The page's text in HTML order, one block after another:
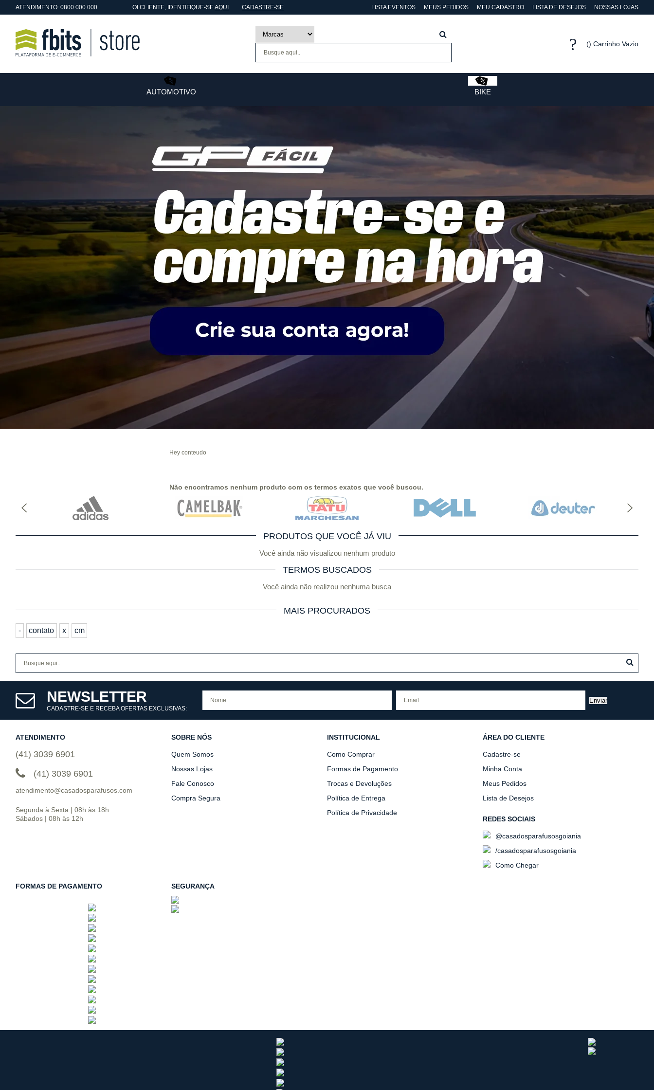
ATENDIMENTO: 0800 000 000 OICLIENTE, IDENTIFIQUE-SEAQUI CADASTRE-SE LISTA EVENTOS MEUS PEDIDOS MEU CADASTRO LISTA DE DESEJOS NOSSAS LOJAS
Carrinho Vazio
AUTOMOTIVO BIKE
Hey conteudo
Não encontramos nenhum produto com os termos exatos que você buscou.
PRODUTOS QUE VOCÊ JÁ VIU
Você ainda não visualizou nenhum produto
TERMOS BUSCADOS
Você ainda não realizou nenhuma busca
MAIS PROCURADOS
- contato x cm
NEWSLETTER
CADASTRE-SE E RECEBA OFERTAS EXCLUSIVAS:
Enviar
ATENDIMENTO
(41) 3039 6901
(41) 3039 6901
atendimento@casadosparafusos.com
Segunda à Sexta | 08h às 18h
Sábados | 08h às 12h
SOBRE NÓS
Quem Somos
Nossas Lojas
Fale Conosco
Compra Segura
INSTITUCIONAL
Como Comprar
Formas de Pagamento
Trocas e Devoluções
Política de Entrega
Política de Privacidade
ÁREA DO CLIENTE
Cadastre-se
Minha Conta
Meus Pedidos
Lista de Desejos
REDES SOCIAIS
@casadosparafusosgoiania
/casadosparafusosgoiania
Como Chegar
FORMAS DE PAGAMENTO SEGURANÇA